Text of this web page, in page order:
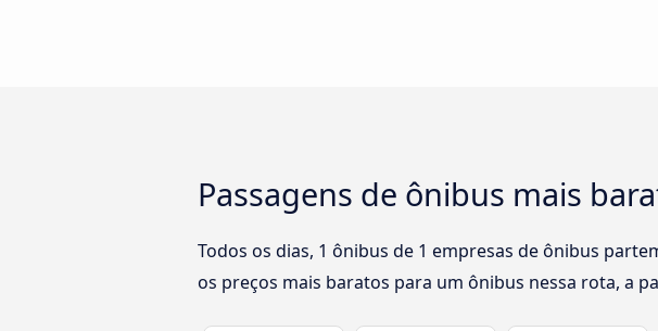
Passagens de ônibus mais
Todos os dias, 1 ônibus de 1 empresas de ônibus
os preços mais baratos para um ônibus nessa rota, a